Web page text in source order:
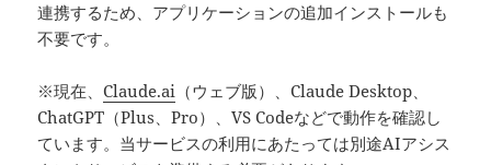
連携するため、アプリケーションの追加インストールも
不要です。
※現在、Claude.ai （ウェブ版）、Claude Desktop、
ChatGPT（Plus、Pro）、VS Codeなどで動作を確認し
ています。当サービスの利用にあたっては別途AIアシス